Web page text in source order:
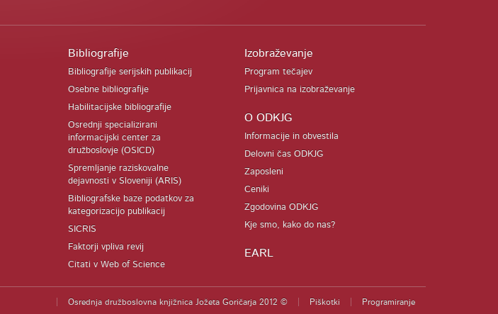
Bibliografije
Bibliografije serijskih publikacij
Osebne bibliografije
Habilitacijske bibliografije
Osrednji specializirani
informacijski center za
družboslovje (OSICD)
Spremljanje raziskovalne
dejavnosti v Sloveniji (ARIS)
Bibliografske baze podatkov za
kategorizacijo publikacij
SICRIS
Faktorji vpliva revij
Citati v Web of Science
Izobraževanje
Program tečajev
Prijavnica na izobraževanje
O ODKJG
Informacije in obvestila
Delovni čas ODKJG
Zaposleni
Ceniki
Zgodovina ODKJG
Kje smo, kako do nas?
EARL
Osrednja družboslovna knjižnica Jožeta Goričarja 2012 © Piškotki Programiranje